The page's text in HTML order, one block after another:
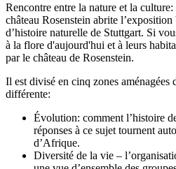
Rencontre entre la nature et la
château Rosenstein abrite
d’histoire naturelle de Stuttgart. Si
à la flore d'aujourd'hui et à leurs
par le château de Rosenstein.
Il est divisé en cinq zones aménagées
différente:
Évolution: comment l’histoire
réponses à ce sujet tournent
d’Afrique.
Diversité de la vie –